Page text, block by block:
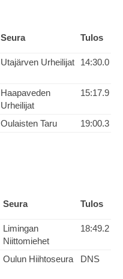
Seura Tulos
Utajärven Urheilijat 14:30.0
Haapaveden
Urheilijat
15:17.9
Oulaisten Taru 19:00.3
Seura Tulos
Limingan
Niittomiehet
18:49.2
Oulun Hiihtoseura DNS